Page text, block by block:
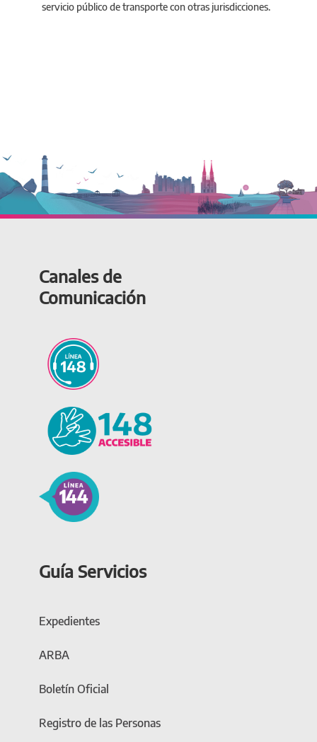
servicio público de transporte con otras jurisdicciones.
Canales de
Comunicación
Guía Servicios
Expedientes
ARBA
Boletín Oficial
Registro de las Personas